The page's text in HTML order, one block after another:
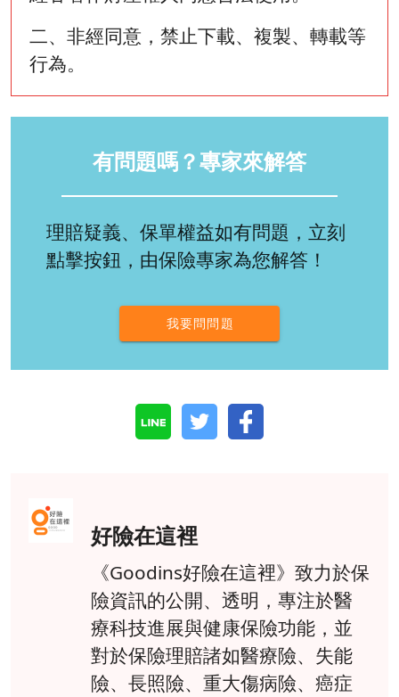
二、非經同意，禁止下載、複製、轉載等
行為。
有問題嗎？專家來解答
理賠疑義、保單權益如有問題，立刻
點擊按鈕，由保險專家為您解答！
我要問問題
好險在這裡
《Goodins好險在這裡》致力於保
險資訊的公開、透明，專注於醫
療科技進展與健康保險功能，並
對於保險理賠諸如醫療險、失能
險、長照險、重大傷病險、癌症